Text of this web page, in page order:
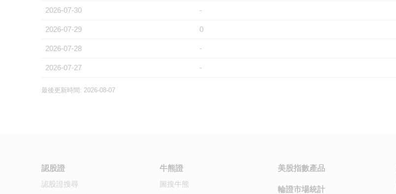
2026-07-30 -
2026-07-29 0
2026-07-28 -
2026-07-27 -
最後更新時間: 2026-08-07
認股證
認股證搜尋
牛熊證
圖搜牛熊
美股指數產品
輪證市場統計